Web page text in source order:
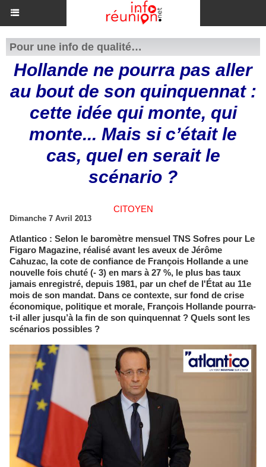
Pour une info de qualité…
Hollande ne pourra pas aller
au bout de son quinquennat :
cette idée qui monte, qui
monte... Mais si c’était le
cas, quel en serait le
scénario ?
CITOYEN
Dimanche 7 Avril 2013
Atlantico : Selon le baromètre mensuel TNS Sofres pour Le
Figaro Magazine, réalisé avant les aveux de Jérôme
Cahuzac, la cote de confiance de François Hollande a une
nouvelle fois chuté (- 3) en mars à 27 %, le plus bas taux
jamais enregistré, depuis 1981, par un chef de l'État au 11e
mois de son mandat. Dans ce contexte, sur fond de crise
économique, politique et morale, François Hollande pourra-
t-il aller jusqu’à la fin de son quinquennat ? Quels sont les
scénarios possibles ?